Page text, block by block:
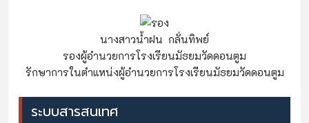
นางสาวน้ำฝน กลั่นทิพย์
รองผู้อำนวยการโรงเรียนมัธยมวัดดอนตูม
รักษาการในตำแหน่งผู้อำนวยการโรงเรียนมัธยมวัดดอนตูม
ระบบสารสนเทศ